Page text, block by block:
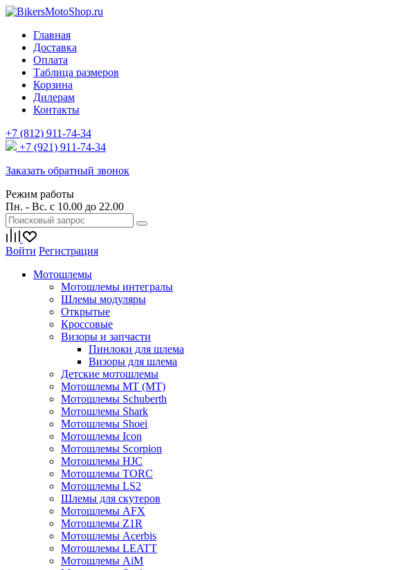
Главная
Доставка
Оплата
Таблица размеров
Корзина
Дилерам
Контакты
+7 (812) 911-74-34
+7 (921) 911-74-34
Заказать обратный звонок
Режим работы
Пн. - Вс. с 10.00 до 22.00
Войти Регистрация
Мотошлемы
Мотошлемы интегралы
Шлемы модуляры
Открытые
Кросcовые
Визоры и запчасти
Пинлоки для шлема
Визоры для шлема
Детские мотошлемы
Мотошлемы MT (МТ)
Мотошлемы Schuberth
Мотошлемы Shark
Мотошлемы Shoei
Мотошлемы Icon
Мотошлемы Scorpion
Мотошлемы HJC
Мотошлемы TORC
Мотошлемы LS2
Шлемы для скутеров
Мотошлемы AFX
Мотошлемы Z1R
Мотошлемы Acerbis
Мотошлемы LEATT
Мотошлемы AiM